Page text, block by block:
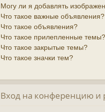
Могу ли я добавлять
Что такое важные объявления?
Что такое объявления?
Что такое прилепленные темы?
Что такое закрытые темы?
Что такое значки тем?
Вход на конференцию и